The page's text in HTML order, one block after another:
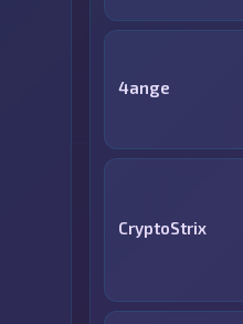
4ange
CryptoStrix